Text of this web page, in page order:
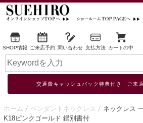
SHOP情報 ご来店予約 問い合わせ 支払方法 カートの中
交通費キャッシュバック特典付き ご来
ホーム ペンダントネックレス
ネックレス
K18ピンクゴールド 鑑別書付